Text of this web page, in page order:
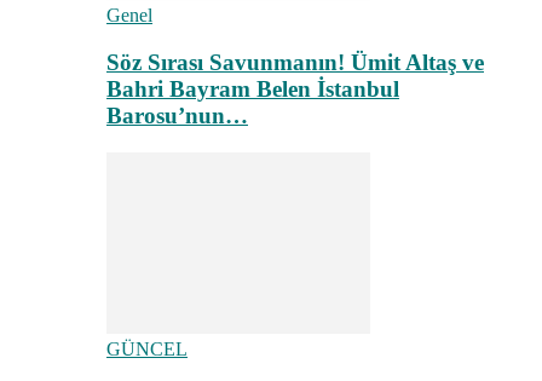
Genel
Söz Sırası Savunmanın! Ümit Altaş ve
Bahri Bayram Belen İstanbul
Barosu’nun…
GÜNCEL